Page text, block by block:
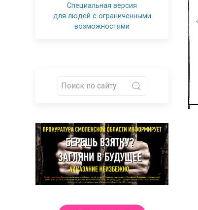
Специальная версия
для людей с ограниченными
возможностями